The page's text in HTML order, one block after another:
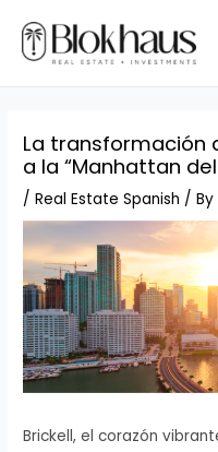
content
La transformación
a la “Manhattan
/Real Estate Spanish / By
Brickell, el corazón